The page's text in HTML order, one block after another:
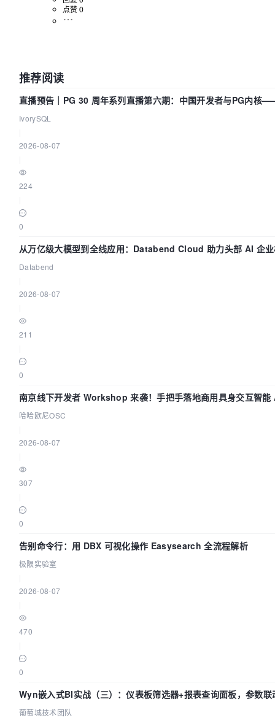
点赞 0
推荐阅读
直播预告｜PG 30 周年系列直播第六期：中国开发者与PG内核
吗？我们贡献了什么？
IvorySQL
2026-08-07
224
0
从万亿级大模型到全线应用：Databend Cloud 助力头部 AI 企
Trace 数据管道
Databend
2026-08-07
211
0
南京线下开发者 Workshop 来袭！手把手落地商用具身交互智
哈哈欧尼OSC
2026-08-07
307
0
告别命令行：用 DBX 可视化操作 Easysearch 全流程解析
极限实验室
2026-08-07
470
0
Wyn嵌入式BI实战（三）：仪表板筛选器+报表查询面板，参数联
葡萄城技术团队